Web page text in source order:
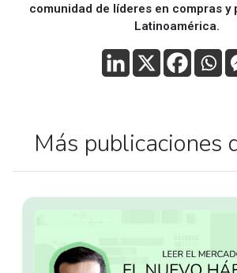
comunidad de líderes en compras y
Latinoamérica.
Más publicaciones